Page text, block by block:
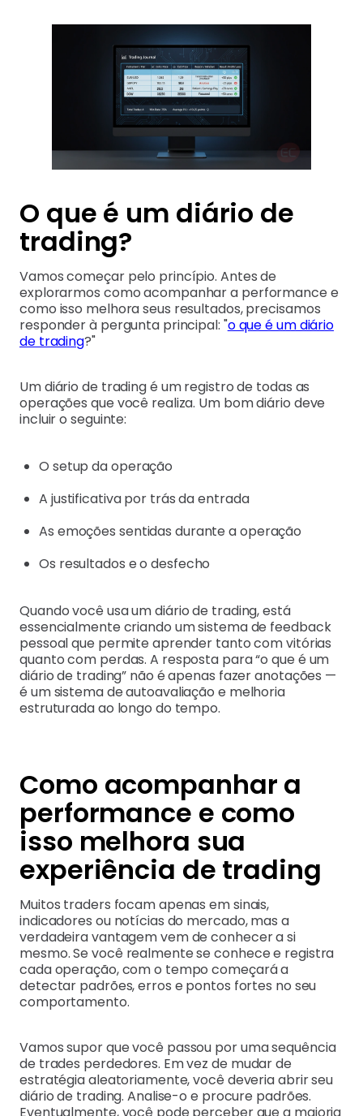
O que é um diário de
trading?
Vamos começar pelo princípio. Antes de
explorarmos como acompanhar a performance e
como isso melhora seus resultados, precisamos
responder à pergunta principal: "o que é um diário
de trading?"
Um diário de trading é um registro de todas as
operações que você realiza. Um bom diário deve
incluir o seguinte:
O setup da operação
A justificativa por trás da entrada
As emoções sentidas durante a operação
Os resultados e o desfecho
Quando você usa um diário de trading, está
essencialmente criando um sistema de feedback
pessoal que permite aprender tanto com vitórias
quanto com perdas. A resposta para “o que é um
diário de trading” não é apenas fazer anotações —
é um sistema de autoavaliação e melhoria
estruturada ao longo do tempo.
Como acompanhar a
performance e como
isso melhora sua
experiência de trading
Muitos traders focam apenas em sinais,
indicadores ou notícias do mercado, mas a
verdadeira vantagem vem de conhecer a si
mesmo. Se você realmente se conhece e registra
cada operação, com o tempo começará a
detectar padrões, erros e pontos fortes no seu
comportamento.
Vamos supor que você passou por uma sequência
de trades perdedores. Em vez de mudar de
estratégia aleatoriamente, você deveria abrir seu
diário de trading. Analise-o e procure padrões.